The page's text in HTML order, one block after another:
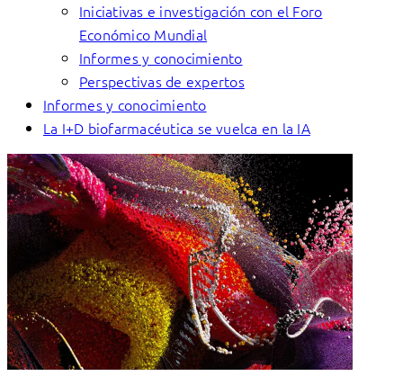
Iniciativas e investigación con el Foro
Económico Mundial
Informes y conocimiento
Perspectivas de expertos
Informes y conocimiento
La I+D biofarmacéutica se vuelca en la IA